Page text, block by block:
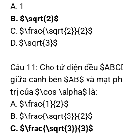
A. 1
B. $\sqrt{2}$
C. $\frac{\sqrt{2}}{2}$
D. $\sqrt{3}$
Câu 11: Cho tứ diện đều
giữa cạnh bên $AB$ và mặt
trị của $\cos \alpha$ là:
A. $\frac{1}{2}$
B. $\frac{\sqrt{3}}{2}$
C. $\frac{\sqrt{3}}{3}$